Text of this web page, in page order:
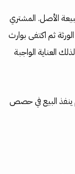
الأصل. المشتري
ثم اكتفى بوارث
العناية الواجبة
ينفذ البيع في حصص